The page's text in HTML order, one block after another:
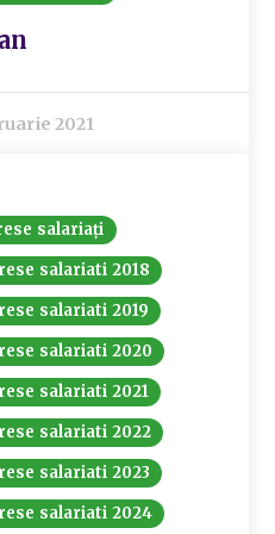
2021
salariați
salariati 2018
salariati 2019
salariati 2020
salariati 2021
salariati 2022
salariati 2023
salariati 2024